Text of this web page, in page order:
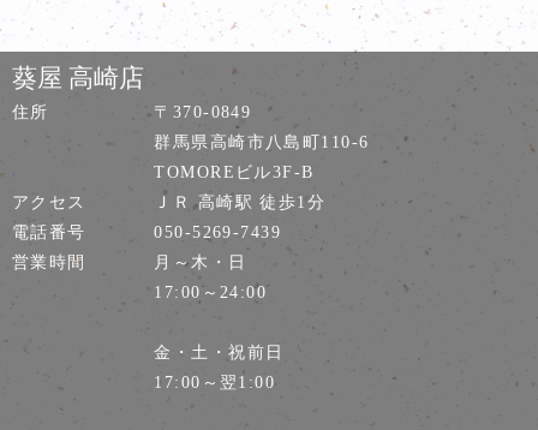
葵屋 高崎店
住所
〒370-0849
群馬県高崎市八島町110-6
TOMOREビル3F-B
アクセス
ＪＲ 高崎駅 徒歩1分
電話番号
050-5269-7439
営業時間
月～木・日
17:00～24:00
金・土・祝前日
17:00～翌1:00